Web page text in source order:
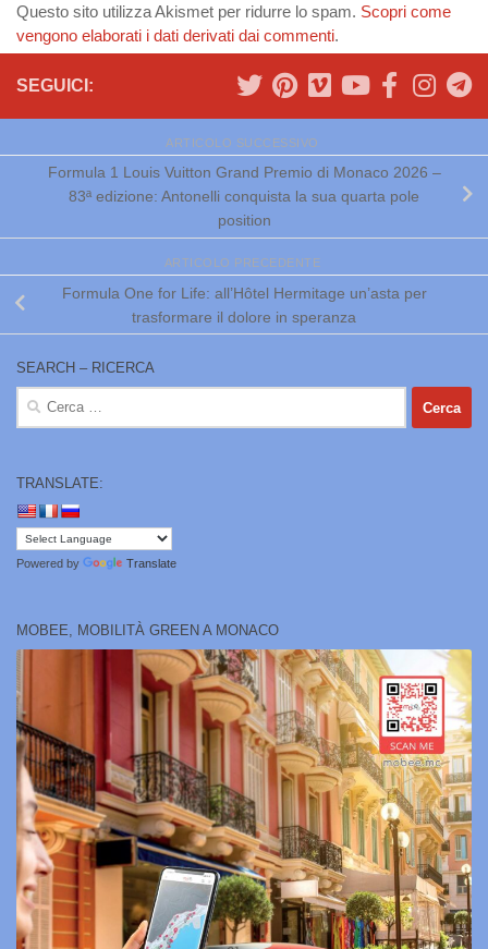
Questo sito utilizza Akismet per ridurre lo spam. Scopri come
vengono elaborati i dati derivati dai commenti.
SEGUICI:
ARTICOLO SUCCESSIVO
Formula 1 Louis Vuitton Grand Premio di Monaco 2026 –
83ª edizione: Antonelli conquista la sua quarta pole
position
ARTICOLO PRECEDENTE
Formula One for Life: all’Hôtel Hermitage un’asta per
trasformare il dolore in speranza
SEARCH – RICERCA
Ricerca
TRANSLATE:
Powered by Translate
MOBEE, MOBILITÀ GREEN A MONACO